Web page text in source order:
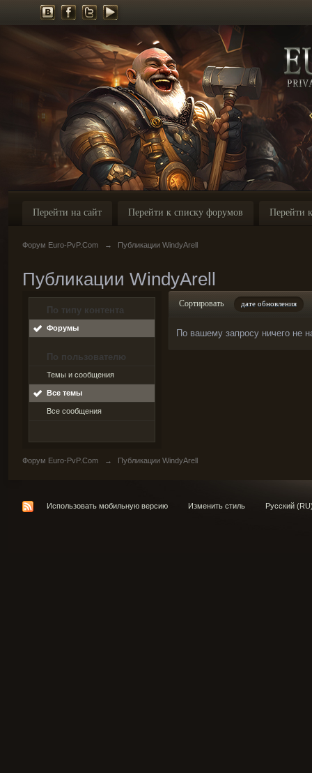
Перейти на сайт Перейти к списку форумов Перейти
Форум Euro-PvP.Com → Публикации WindyArell
Публикации WindyArell
По типу контента
Форумы
По пользователю
Темы и сообщения
Все темы
Все сообщения
Сортировать дате обновления
По вашему запросу ничего не
Форум Euro-PvP.Com → Публикации WindyArell
Использовать мобильную версию Изменить стиль Русский